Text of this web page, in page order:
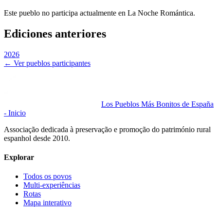
Este pueblo no participa actualmente en La Noche Romántica.
Ediciones anteriores
2026
← Ver pueblos participantes
Los Pueblos Más Bonitos de España
- Inicio
Associação dedicada à preservação e promoção do património rural
espanhol desde 2010.
Explorar
Todos os povos
Multi-experiências
Rotas
Mapa interativo